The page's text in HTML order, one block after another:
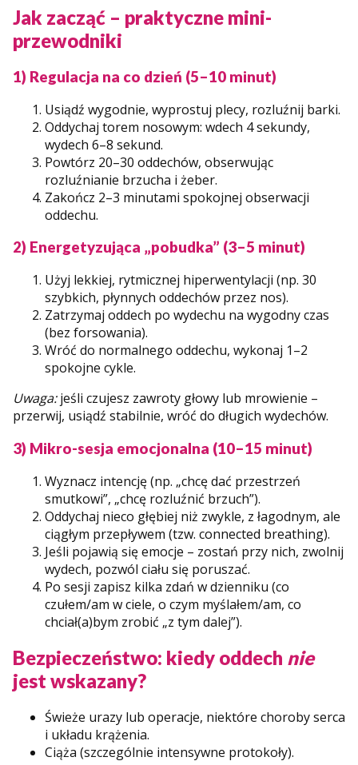
Jak zacząć – praktyczne mini-
przewodniki
1) Regulacja na co dzień (5–10 minut)
Usiądź wygodnie, wyprostuj plecy, rozluźnij barki.
Oddychaj torem nosowym: wdech 4 sekundy,
wydech 6–8 sekund.
Powtórz 20–30 oddechów, obserwując
rozluźnianie brzucha i żeber.
Zakończ 2–3 minutami spokojnej obserwacji
oddechu.
2) Energetyzująca „pobudka” (3–5 minut)
Użyj lekkiej, rytmicznej hiperwentylacji (np. 30
szybkich, płynnych oddechów przez nos).
Zatrzymaj oddech po wydechu na wygodny czas
(bez forsowania).
Wróć do normalnego oddechu, wykonaj 1–2
spokojne cykle.
Uwaga:jeśli czujesz zawroty głowy lub mrowienie –
przerwij, usiądź stabilnie, wróć do długich wydechów.
3) Mikro-sesja emocjonalna (10–15 minut)
Wyznacz intencję (np. „chcę dać przestrzeń
smutkowi”, „chcę rozluźnić brzuch”).
Oddychaj nieco głębiej niż zwykle, z łagodnym, ale
ciągłym przepływem (tzw. connected breathing).
Jeśli pojawią się emocje – zostań przy nich, zwolnij
wydech, pozwól ciału się poruszać.
Po sesji zapisz kilka zdań w dzienniku (co
czułem/am w ciele, o czym myślałem/am, co
chciał(a)bym zrobić „z tym dalej”).
Bezpieczeństwo: kiedy oddech nie
jest wskazany?
Świeże urazy lub operacje, niektóre choroby serca
i układu krążenia.
Ciąża (szczególnie intensywne protokoły).